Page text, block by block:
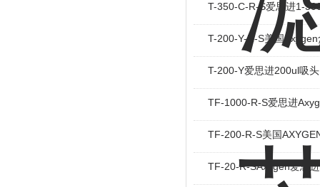
T-350-C-R-S爱思进1-
T-200-Y-R-S美国
T-200-Y爱思进200ul吸
TF-1000-R-S爱思进
TF-200-R-S美国
TF-20-R-SAxygen爱思